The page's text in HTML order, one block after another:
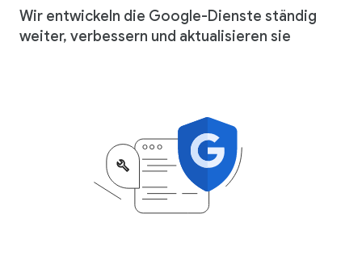
Wir entwickeln die Google-Dienste ständig
weiter, verbessern und aktualisieren sie